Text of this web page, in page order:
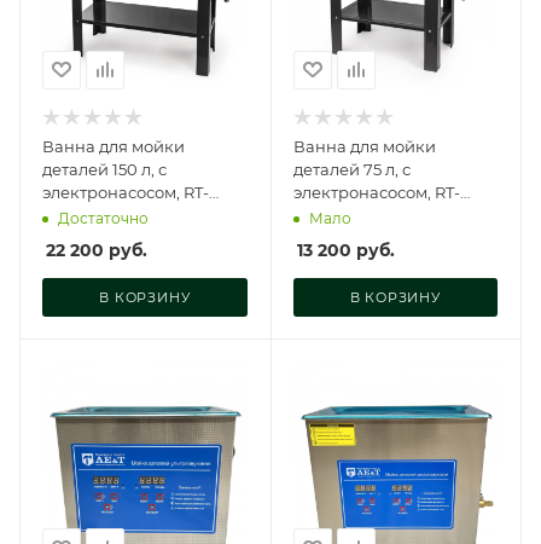
Ванна для мойки
деталей 150 л, с
электронасосом, RT-
PW40G
Достаточно
22 200 руб.
В КОРЗИНУ
Ванна для мойки
деталей 75 л, с
электронасосом, RT-
PW20G
Мало
13 200 руб.
В КОРЗИНУ